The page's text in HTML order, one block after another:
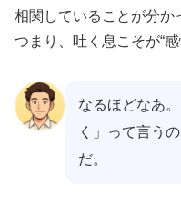
相関していることが分か
つまり、吐く息こそが“
なるほどなあ
く」って言う
だ。